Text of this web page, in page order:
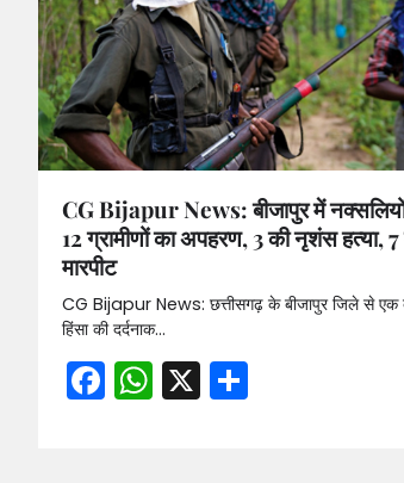
CG Bijapur News: बीजापुर में
12 ग्रामीणों का अपहरण, 3 की नृशंस हत्या,
मारपीट
CG Bijapur News: छत्तीसगढ़ के बीजापुर जिले से एक
हिंसा की दर्दनाक…
Facebook
WhatsApp
X